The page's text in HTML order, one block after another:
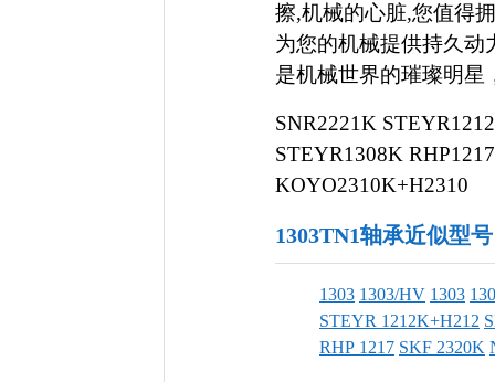
擦,机械的心脏,您值得
为您的机械提供持久动
是机械世界的璀璨明星
SNR2221K
STEYR1308K
KOYO2310K+H2310
1303TN1轴承近似型号
1303 1303/HV 1303
STEYR 1212K+H212
RHP 1217 SKF 2320K